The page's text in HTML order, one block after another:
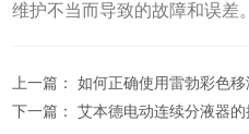
维护不当而导致的故障和误差。
上一篇：如何正确使用雷勃彩色
下一篇：艾本德电动连续分液器